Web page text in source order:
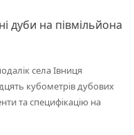
дуби на півмільйона
села Івниця
кубометрів дубових
та специфікацію на